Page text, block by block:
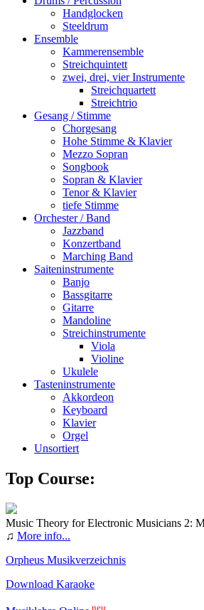
Handglocken
Steeldrum
Ensemble
Kammerensemble
Streichquintett
zwei, drei, vier Instrumente
Streichquartett
Streichtrio
Gesang / Stimme
Chorgesang
Hohe Stimme & Klavier
Mezzo Sopran
Songbook
Sopran & Klavier
Tenor & Klavier
tiefe Stimme
Orchester / Band
Jazzband
Konzertband
Marching Band
Saiteninstrumente
Banjo
Bassgitarre
Gitarre
Mandoline
Streichinstrumente
Viola
Violine
Ukulele
Tasteninstrumente
Akkordeon
Keyboard
Klavier
Orgel
Unsortiert
Top Course:
Music Theory for Electronic Musicians 2:
♫ More info...
Orpheus Musikverzeichnis
Download Karaoke
neu